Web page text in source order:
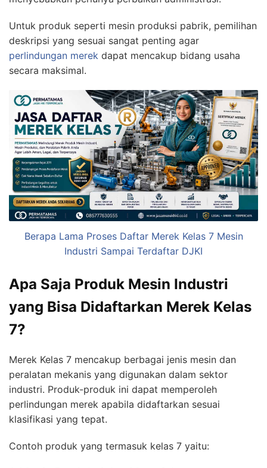
Untuk produk seperti mesin produksi pabrik, pemilihan
deskripsi yang sesuai sangat penting agar
perlindungan merek dapat mencakup bidang usaha
secara maksimal.
Berapa Lama Proses Daftar Merek Kelas 7 Mesin
Industri Sampai Terdaftar DJKI
Apa Saja Produk Mesin Industri
yang Bisa Didaftarkan Merek Kelas
7?
Merek Kelas 7 mencakup berbagai jenis mesin dan
peralatan mekanis yang digunakan dalam sektor
industri. Produk-produk ini dapat memperoleh
perlindungan merek apabila didaftarkan sesuai
klasifikasi yang tepat.
Contoh produk yang termasuk kelas 7 yaitu: